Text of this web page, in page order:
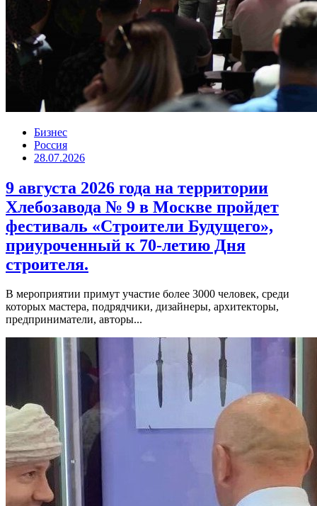
Бизнес
Россия
28.07.2026
9 августа 2026 года на территории
Хлебозавода № 9 в Москве пройдет
фестиваль «Строители Будущего»,
приуроченный к 70-летию Дня
строителя.
В мероприятии примут участие более 3000 человек, среди
которых мастера, подрядчики, дизайнеры, архитекторы,
предприниматели, авторы...